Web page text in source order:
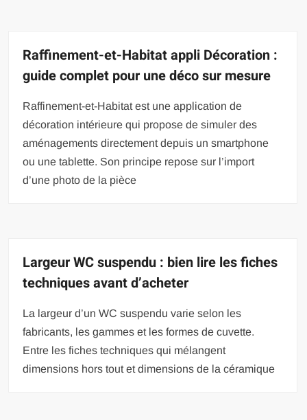
Raffinement-et-Habitat appli Décoration :
guide complet pour une déco sur mesure
Raffinement-et-Habitat est une application de
décoration intérieure qui propose de simuler des
aménagements directement depuis un smartphone
ou une tablette. Son principe repose sur l’import
d’une photo de la pièce
Largeur WC suspendu : bien lire les fiches
techniques avant d’acheter
La largeur d’un WC suspendu varie selon les
fabricants, les gammes et les formes de cuvette.
Entre les fiches techniques qui mélangent
dimensions hors tout et dimensions de la céramique